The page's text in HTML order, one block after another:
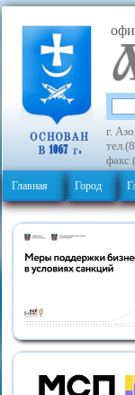
г.
факс
Главная Город